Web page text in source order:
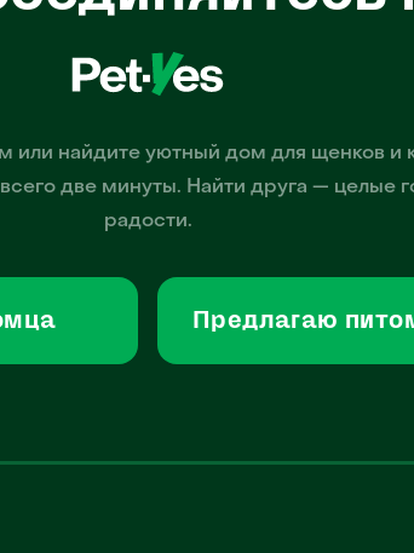
или найдите уютный дом для щенков и
две минуты. Найти друга — целые
радости.
Предлагаю